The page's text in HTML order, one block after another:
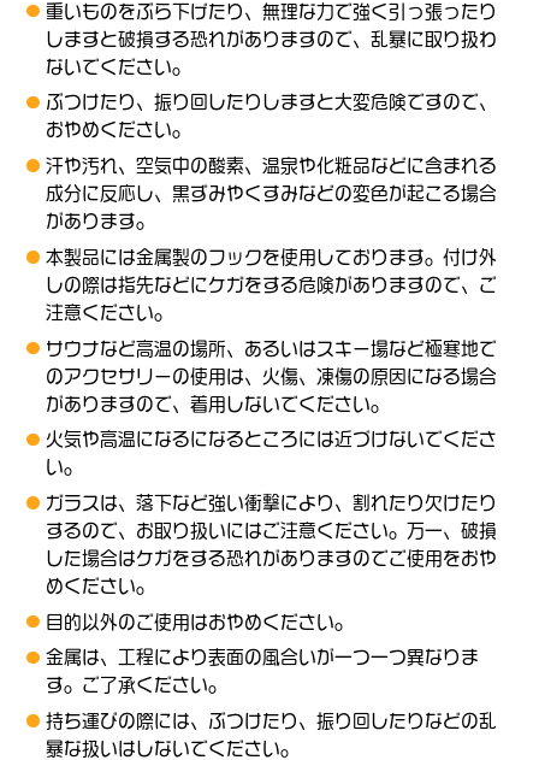
重いものをぶら下げたり、無理な力で強く引っ張ったり
しますと破損する恐れがありますので、乱暴に取り扱わ
ないでください。
ぶつけたり、振り回したりしますと大変危険ですので、
おやめください。
汗や汚れ、空気中の酸素、温泉や化粧品などに含まれる
成分に反応し、黒ずみやくすみなどの変色が起こる場合
があります。
本製品には金属製のフックを使用しております。付け外
しの際は指先などにケガをする危険がありますので、ご
注意ください。
サウナなど高温の場所、あるいはスキー場など極寒地で
のアクセサリーの使用は、火傷、凍傷の原因になる場合
がありますので、着用しないでください。
火気や高温になるになるところには近づけないでくださ
い。
ガラスは、落下など強い衝撃により、割れたり欠けたり
するので、お取り扱いにはご注意ください。万一、破損
した場合はケガをする恐れがありますのでご使用をおや
めください。
目的以外のご使用はおやめください。
金属は、工程により表面の風合いが一つ一つ異なりま
す。ご了承ください。
持ち運びの際には、ぶつけたり、振り回したりなどの乱
暴な扱いはしないでください。